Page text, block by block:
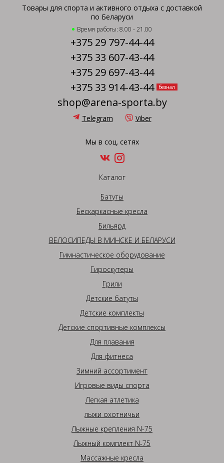
Товары для спорта и активного отдыха с доставкой
по Беларуси
Время работы: 8.00 - 21.00
+375 29 797-44-44
+375 33 607-43-44
+375 29 697-43-44
+375 33 914-43-44
безнал
shop@arena-sporta.by
Telegram Viber
Мы в соц. сетях
Каталог
Батуты
Бескаркасные кресла
Бильярд
ВЕЛОСИПЕДЫ В МИНСКЕ И БЕЛАРУСИ
Гимнастическое оборудование
Гироскутеры
Грили
Детские батуты
Детские комплекты
Детские спортивные комплексы
Для плавания
Для фитнеса
Зимний ассортимент
Игровые виды спорта
Легкая атлетика
лыжи охотничьи
Лыжные крепления N-75
Лыжный комплект N-75
Массажные кресла